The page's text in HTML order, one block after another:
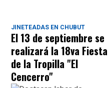
JINETEADAS EN CHUBUT
El 13 de septiembre se
realizará la 18va Fiesta
de la Tropilla "El
Cencerro"